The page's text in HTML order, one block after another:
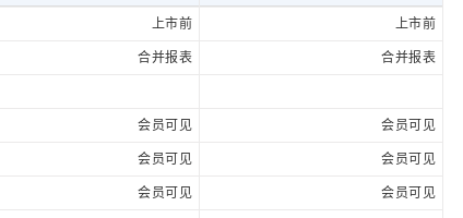
上市前 上市前
合并报表 合并报表
会员可见 会员可见
会员可见 会员可见
会员可见 会员可见